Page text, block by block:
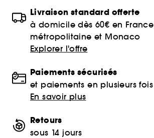
Livraison standard offerte
à domicile dès 60€ en France
métropolitaine et Monaco
Explorer l'offre
Paiements sécurisés
et paiements en plusieurs fois
En savoir plus
Retours
sous 14 jours